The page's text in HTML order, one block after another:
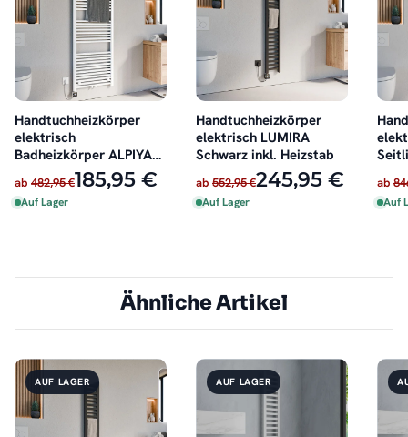
Handtuchheizkörper
elektrisch
Badheizkörper ALPIYA
Weiß inkl. Heizstab
ab 482,95 €185,95 €
Auf Lager
Handtuchheizkörper
elektrisch LUMIRA
Schwarz inkl. Heizstab
ab 552,95 €245,95 €
Auf Lager
ab
Auf
Ähnliche Artikel
AUF LAGER AUF LAGER